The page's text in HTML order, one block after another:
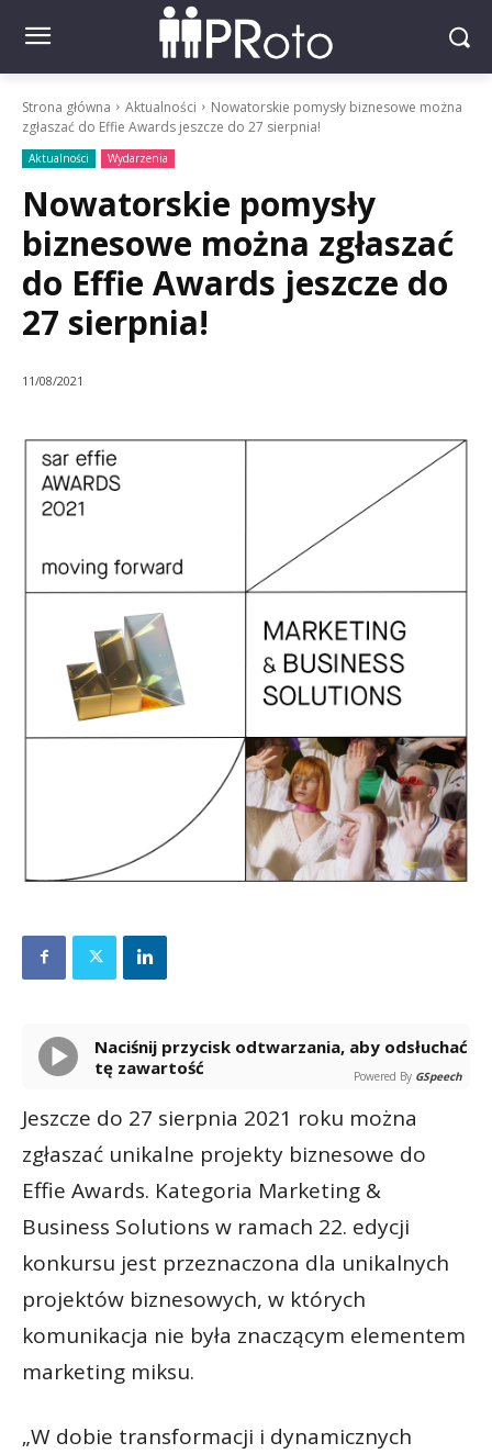
Strona główna Aktualności
Nowatorskie pomysły biznesowe można
zgłaszać do Effie Awards jeszcze do 27 sierpnia!
Aktualności Wydarzenia
Nowatorskie pomysły
biznesowe można zgłaszać
do Effie Awards jeszcze do
27 sierpnia!
11/08/2021
Naciśnij przycisk odtwarzania, aby odsłuchać
tę zawartość
Powered By GSpeech
Jeszcze do 27 sierpnia 2021 roku można
zgłaszać unikalne projekty biznesowe do
Effie Awards. Kategoria Marketing &
Business Solutions w ramach 22. edycji
konkursu jest przeznaczona dla unikalnych
projektów biznesowych, w których
komunikacja nie była znaczącym elementem
marketing miksu.
„W dobie transformacji i dynamicznych